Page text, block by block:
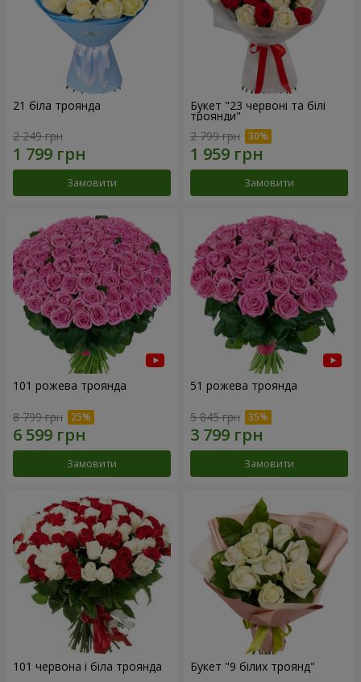
21 біла троянда
2 249 грн
Замовити
Букет "23 червоні та білі
троянди"
2 799 грн
Замовити
101 рожева троянда
8 799 грн
Замовити
51 рожева троянда
5 845 грн
Замовити
101 червона і біла троянда Букет "9 білих троянд"